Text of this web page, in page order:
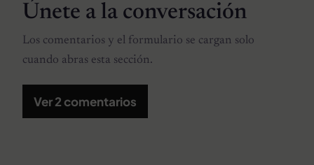
Únete a la conversación
Los comentarios y el formulario se cargan solo
cuando abras esta sección.
Ver 2 comentarios